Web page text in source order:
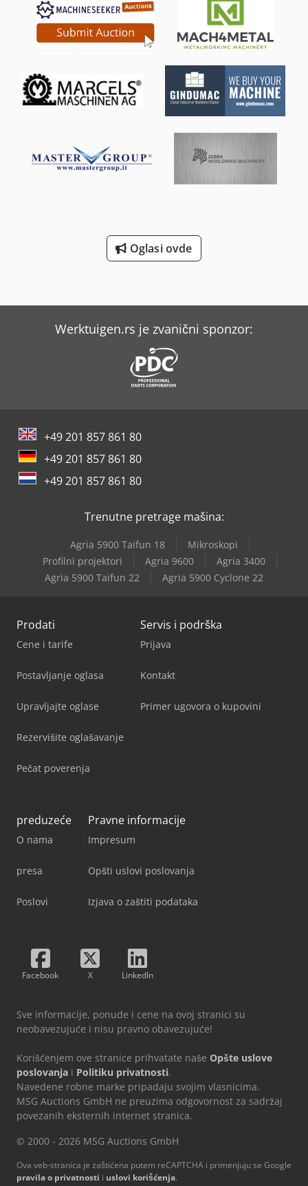
Oglasi ovde
Werktuigen.rs je zvanični sponzor:
+49 201 857 861 80
+49 201 857 861 80
+49 201 857 861 80
Trenutne pretrage mašina:
Agria 5900 Taifun 18
Mikroskopi
Profilni projektori
Agria 9600
Agria 3400
Agria 5900 Taifun 22
Agria 5900 Cyclone 22
Prodati
Cene i tarife
Postavljanje oglasa
Upravljajte oglase
Rezervišite oglašavanje
Pečat poverenja
Servis i podrška
Prijava
Kontakt
Primer ugovora o kupovini
preduzeće
O nama
presa
Poslovi
Pravne informacije
Impresum
Opšti uslovi poslovanja
Izjava o zaštiti podataka
Facebook X LinkedIn
Sve informacije, ponude i cene na ovoj stranici su
neobavezujuće i nisu pravno obavezujuće!
Korišćenjem ove stranice prihvatate naše Opšte uslove
poslovanja i Politiku privatnosti.
Navedene robne marke pripadaju svojim vlasnicima.
MSG Auctions GmbH ne preuzima odgovornost za sadržaj
povezanih eksternih internet stranica.
© 2000 - 2026 MSG Auctions GmbH
Ova veb-stranica je zaštićena putem reCAPTCHA i primenjuju se Google
pravila o privatnosti i uslovi korišćenja.